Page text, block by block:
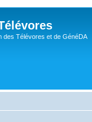
des Télévores et de GénéDA